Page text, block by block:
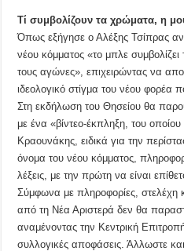
Τί συμβολίζουν τα χρώματα, η
Όπως εξήγησε ο Αλέξης Τσίπρας
νέου κόμματος «το μπλε συμβολίζει
τους αγώνες», επιχειρώντας να
ιδεολογικό στίγμα του νέου φορέα
Στη εκδήλωση του Θησείου θα
με ένα «βίντεο-έκπληξη, του
Κραουνάκης, ειδικά για την
όνομα του νέου κόμματος,
λέξεις, με την πρώτη να είναι
Σύμφωνα με πληροφορίες, στελέχη
από τη Νέα Αριστερά δεν θα
αναμένοντας την Κεντρική Επιτροπή
συλλογικές αποφάσεις. Άλλωστε